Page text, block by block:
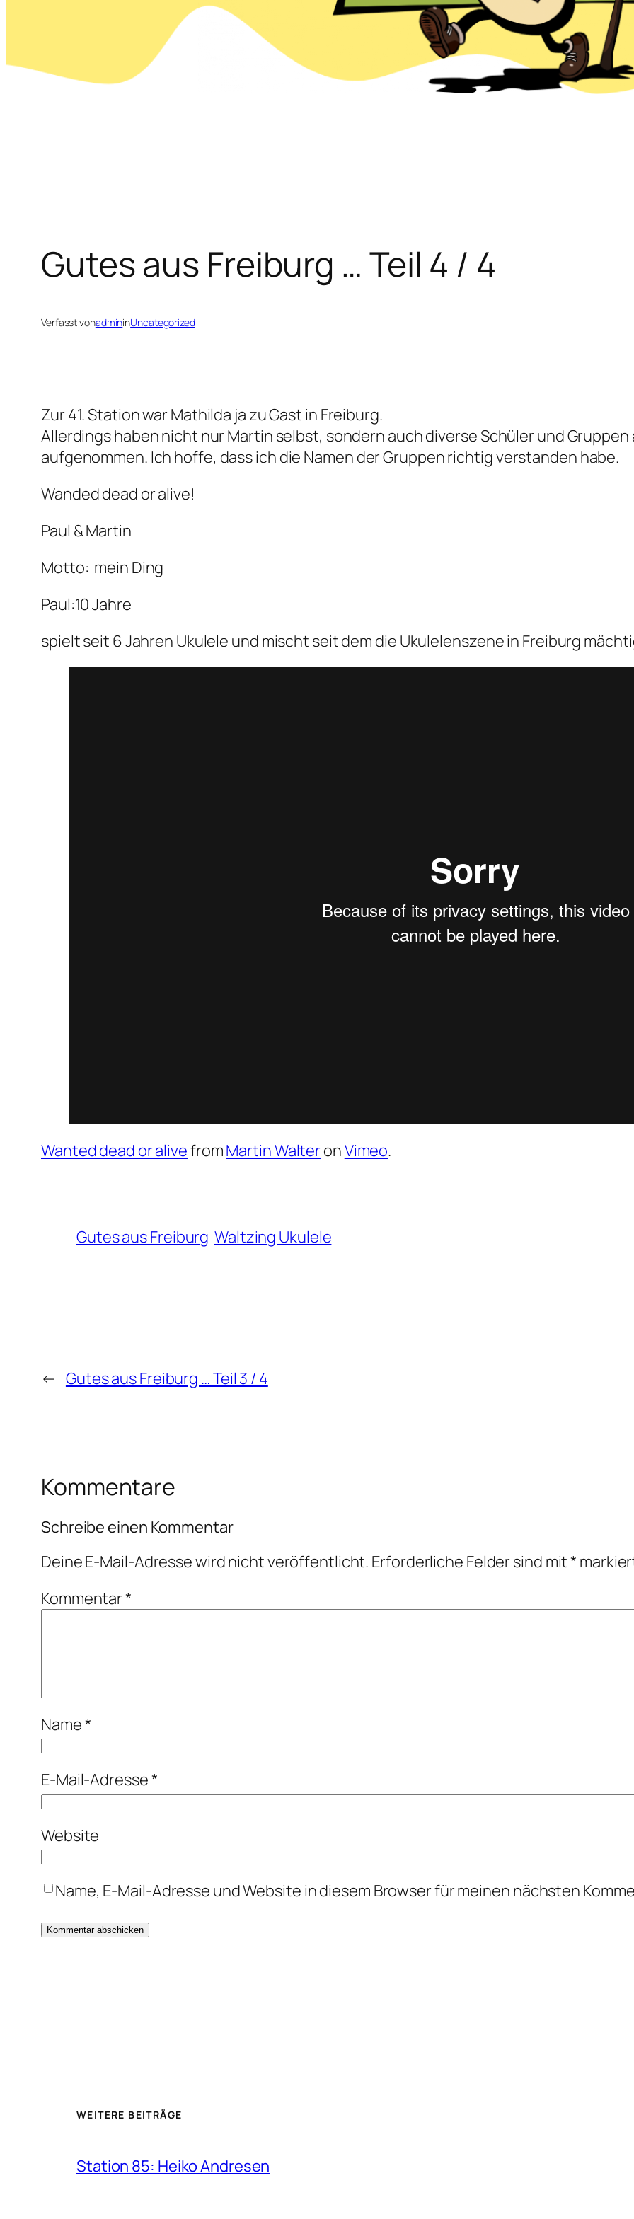
Gutes aus Freiburg … Teil 4 / 4
Verfasst vonadmininUncategorized
Zur 41. Station war Mathilda ja zu Gast in Freiburg.
Allerdings haben nicht nur Martin selbst, sondern auch diverse Schüler und Gruppen
aufgenommen. Ich hoffe, dass ich die Namen der Gruppen richtig verstanden habe.
Wanded dead or alive!
Paul & Martin
Motto: mein Ding
Paul:10 Jahre
spielt seit 6 Jahren Ukulele und mischt seit dem die Ukulelenszene in Freiburg
Wanted dead or alivefromMartin WalteronVimeo.
Gutes aus Freiburg Waltzing Ukulele
← Gutes aus Freiburg … Teil 3 / 4
Kommentare
Schreibe einen Kommentar
Deine E-Mail-Adresse wird nicht veröffentlicht. Erforderliche Felder sind mit*
Kommentar*
Name*
E-Mail-Adresse*
Website
Name, E-Mail-Adresse und Website in diesem Browser für meinen nächsten
WEITERE BEITRÄGE
Station 85: Heiko Andresen